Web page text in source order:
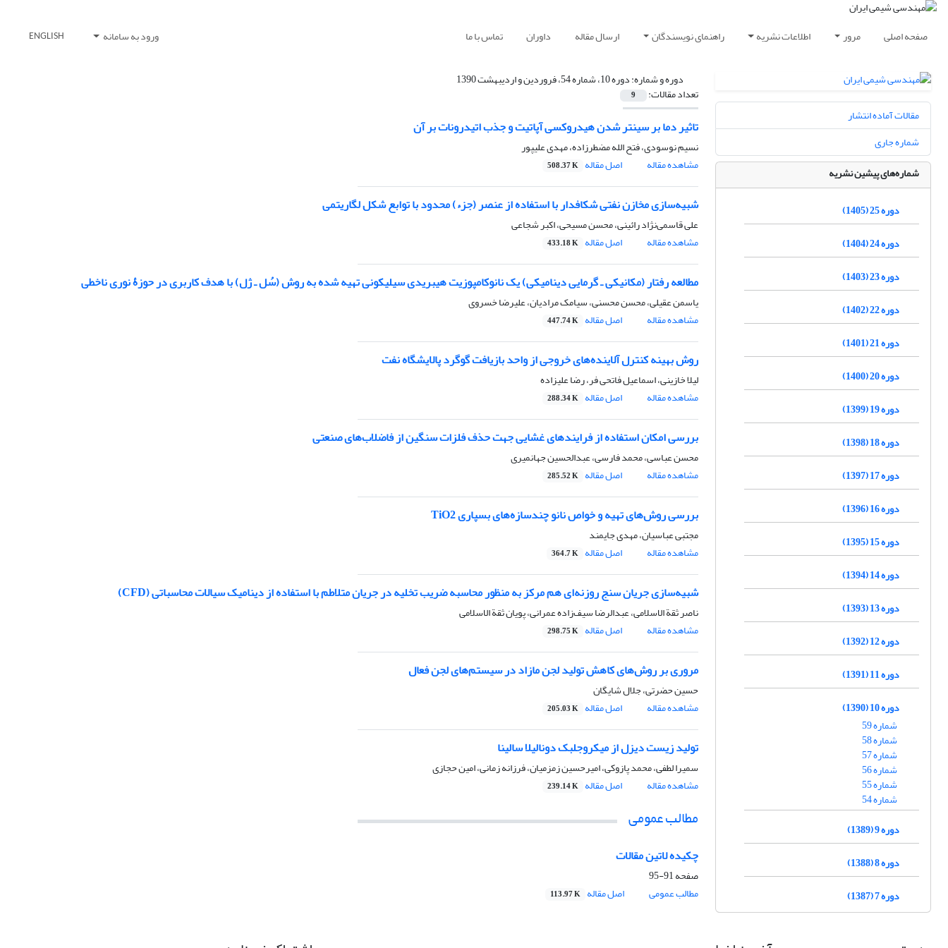
صفحه اصلی مرور اطلاعات نشریه راهنمای نویسندگان ارسال مقاله داوران تماس با ما ورود به سامانه ENGLISH
دوره و شماره:دوره 10، شماره 54، فروردین و اردیبهشت 1390
تعداد مقالات: 9
تاثیر دما بر سینتر شدن هیدروکسی آپاتیت و جذب اتیدرونات بر آن
نسیم نوسودی، فتح الله مضطرزاده، مهدی علیپور
مشاهده مقاله
اصل مقاله 508.37 K
شبیه‌سازی مخازن نفتی شکافدار با استفاده از عنصر (جزء) محدود با توابع شکل لگاریتمی
علی قاسمی‌نژاد رائینی، محسن مسیحی، اکبر شجاعی
مشاهده مقاله
اصل مقاله 433.18 K
مطالعه رفتار (مکانیکی ـ گرمایی دینامیکی) یک نانوکامپوزیت هیبریدی سیلیکونی تهیه شده به روش (سُل ـ ژل) با هدف کاربری در حوزۀ نوری ناخطی
یاسمن عقیلی، محسن محسنی، سیامک مرادیان، علیرضا خسروی
مشاهده مقاله
اصل مقاله 447.74 K
روش بهینه کنترل آلاینده‌های خروجی از واحد بازیافت گوگرد پالایشگاه نفت
لیلا خازینی، اسماعیل فاتحی فر، رضا علیزاده
مشاهده مقاله
اصل مقاله 288.34 K
بررسی امکان استفاده از فرایندهای غشایی جهت حذف فلزات سنگین از فاضلاب‌های صنعتی
محسن عباسی، محمد فارسی، عبدالحسین جهانمیری
مشاهده مقاله
اصل مقاله 285.52 K
بررسی روش‌های تهیه و خواص نانو چندسازه‌های بسپاری TiO2
مجتبی عباسیان، مهدی جایمند
مشاهده مقاله
اصل مقاله 364.7 K
شبیه‌سازی جریان سنج روزنه‌ای هم مرکز به منظور محاسبه ضریب تخلیه در جریان متلاطم با استفاده از دینامیک سیالات محاسباتی (CFD)
ناصر ثقة الاسلامی، عبدالرضا سیف‌زاده عمرانی، پویان ثقة الاسلامی
مشاهده مقاله
اصل مقاله 298.75 K
مروری بر روش‌های کاهش تولید لجن مازاد در سیستم‌های لجن فعال
حسین حضرتی، جلال شایگان
مشاهده مقاله
اصل مقاله 205.03 K
تولید زیست دیزل از میکروجلبک دونالیلا سالینا
سمیرا لطفی، محمد پازوکی، امیرحسین زمزمیان، فرزانه زمانی، امین حجازی
مشاهده مقاله
اصل مقاله 239.14 K
مطالب عمومی
چکیده لاتین مقالات
صفحه91-95
مطالب عمومی
اصل مقاله 113.97 K
مقالات آماده انتشار
شماره جاری
شماره‌های پیشین نشریه
دوره 25 (1405)
دوره 24 (1404)
دوره 23 (1403)
دوره 22 (1402)
دوره 21 (1401)
دوره 20 (1400)
دوره 19 (1399)
دوره 18 (1398)
دوره 17 (1397)
دوره 16 (1396)
دوره 15 (1395)
دوره 14 (1394)
دوره 13 (1393)
دوره 12 (1392)
دوره 11 (1391)
دوره 10 (1390)
شماره 59
شماره 58
شماره 57
شماره 56
شماره 55
شماره 54
دوره 9 (1389)
دوره 8 (1388)
دوره 7 (1387)